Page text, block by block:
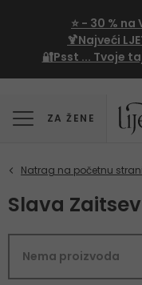
⭐ - 30 % na
🍹Najveći
🔐Psst ... Tvoje
ZA ŽENE
Slava Zaitsev
Nema proizvoda